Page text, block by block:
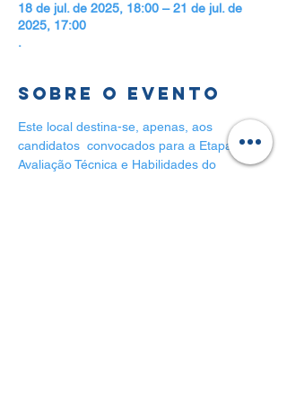
18 de jul. de 2025, 18:00 – 21 de jul. de
2025, 17:00
.
Sobre o evento
Este local destina-se, apenas, aos
candidatos  convocados para a Etapa de
Avaliação Técnica e Habilidades do